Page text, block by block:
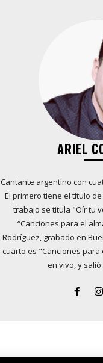
ARIEL
Cantante argentino con
El primero tiene el título
trabajo se titula "Oír tu
“Canciones para el
Rodríguez, grabado en
cuarto es "Canciones
en vivo, y salió